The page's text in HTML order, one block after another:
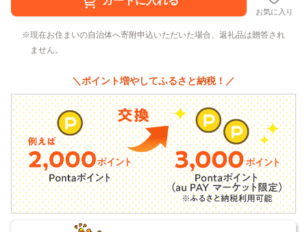
お気に入り
現在お住まいの自治体へ寄附申込いただいた場合、返礼品は贈答され
ません。
＼ポイント増やしてふるさと納税！／